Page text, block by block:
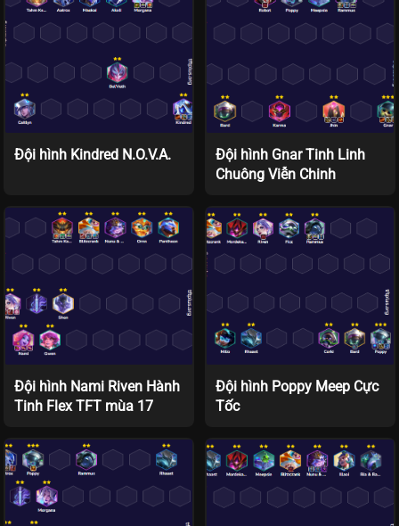
Đội hình Kindred N.O.V.A.
Đội hình Gnar Tinh Linh
Chuông Viễn Chinh
Đội hình Nami Riven Hành
Tinh Flex TFT mùa 17
Đội hình Poppy Meep Cực
Tốc